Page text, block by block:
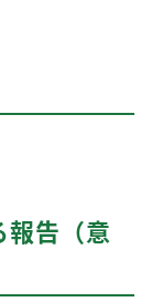
報告（意